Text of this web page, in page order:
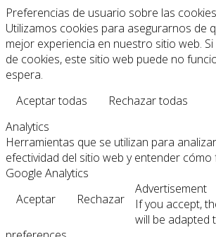
Preferencias de usuario sobre las cookies
Utilizamos cookies para asegurarnos de
mejor experiencia en nuestro sitio web.
de cookies, este sitio web puede no
espera.
Aceptar todas
Rechazar todas
Analytics
Herramientas que se utilizan para
efectividad del sitio web y entender cómo
Google Analytics
Aceptar
Rechazar
Advertisement
If you accept,
will be adapted